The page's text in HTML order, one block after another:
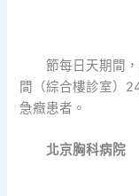
節每日天期間
間（綜合樓診室）
急癥患者。
北京胸科病院